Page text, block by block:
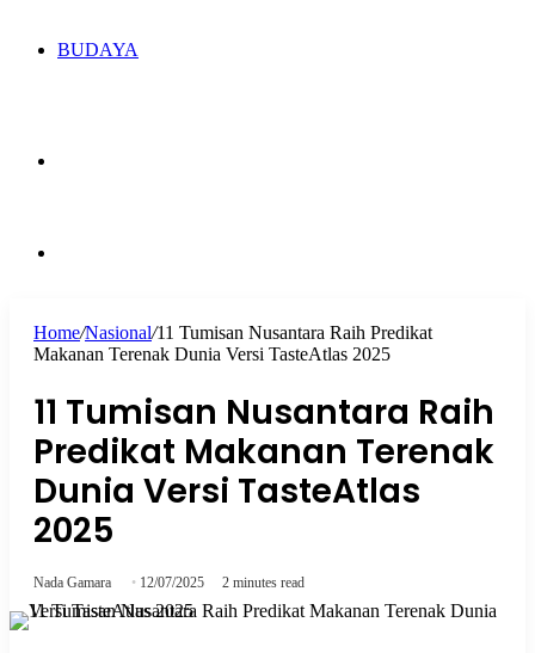
BUDAYA
for
Home/Nasional/11 Tumisan Nusantara Raih Predikat
Makanan Terenak Dunia Versi TasteAtlas 2025
11 Tumisan Nusantara Raih
Predikat Makanan Terenak
Dunia Versi TasteAtlas
2025
Nada Gamara 12/07/2025 2 minutes read